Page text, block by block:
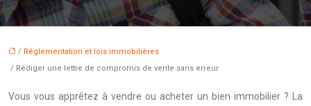
/ Réglementation et lois immobilières
/ Rédiger une lettre de compromis de vente sans erreur
Vous vous apprêtez à vendre ou acheter un bien immobilier ? La